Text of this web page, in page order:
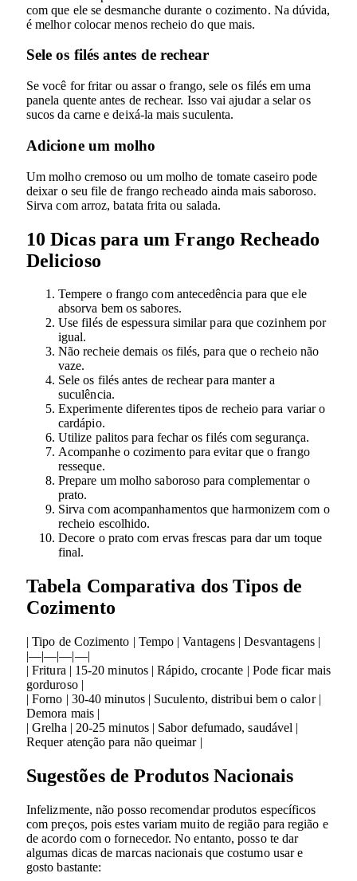
com que ele se desmanche durante o cozimento. Na dúvida,
é melhor colocar menos recheio do que mais.
Sele os filés antes de rechear
Se você for fritar ou assar o frango, sele os filés em uma
panela quente antes de rechear. Isso vai ajudar a selar os
sucos da carne e deixá-la mais suculenta.
Adicione um molho
Um molho cremoso ou um molho de tomate caseiro pode
deixar o seu file de frango recheado ainda mais saboroso.
Sirva com arroz, batata frita ou salada.
10 Dicas para um Frango Recheado
Delicioso
Tempere o frango com antecedência para que ele
absorva bem os sabores.
Use filés de espessura similar para que cozinhem por
igual.
Não recheie demais os filés, para que o recheio não
vaze.
Sele os filés antes de rechear para manter a
suculência.
Experimente diferentes tipos de recheio para variar o
cardápio.
Utilize palitos para fechar os filés com segurança.
Acompanhe o cozimento para evitar que o frango
resseque.
Prepare um molho saboroso para complementar o
prato.
Sirva com acompanhamentos que harmonizem com o
recheio escolhido.
Decore o prato com ervas frescas para dar um toque
final.
Tabela Comparativa dos Tipos de
Cozimento
| Tipo de Cozimento | Tempo | Vantagens | Desvantagens |
|—|—|—|—|
| Fritura | 15-20 minutos | Rápido, crocante | Pode ficar mais
gorduroso |
| Forno | 30-40 minutos | Suculento, distribui bem o calor |
Demora mais |
| Grelha | 20-25 minutos | Sabor defumado, saudável |
Requer atenção para não queimar |
Sugestões de Produtos Nacionais
Infelizmente, não posso recomendar produtos específicos
com preços, pois estes variam muito de região para região e
de acordo com o fornecedor. No entanto, posso te dar
algumas dicas de marcas nacionais que costumo usar e
gosto bastante: